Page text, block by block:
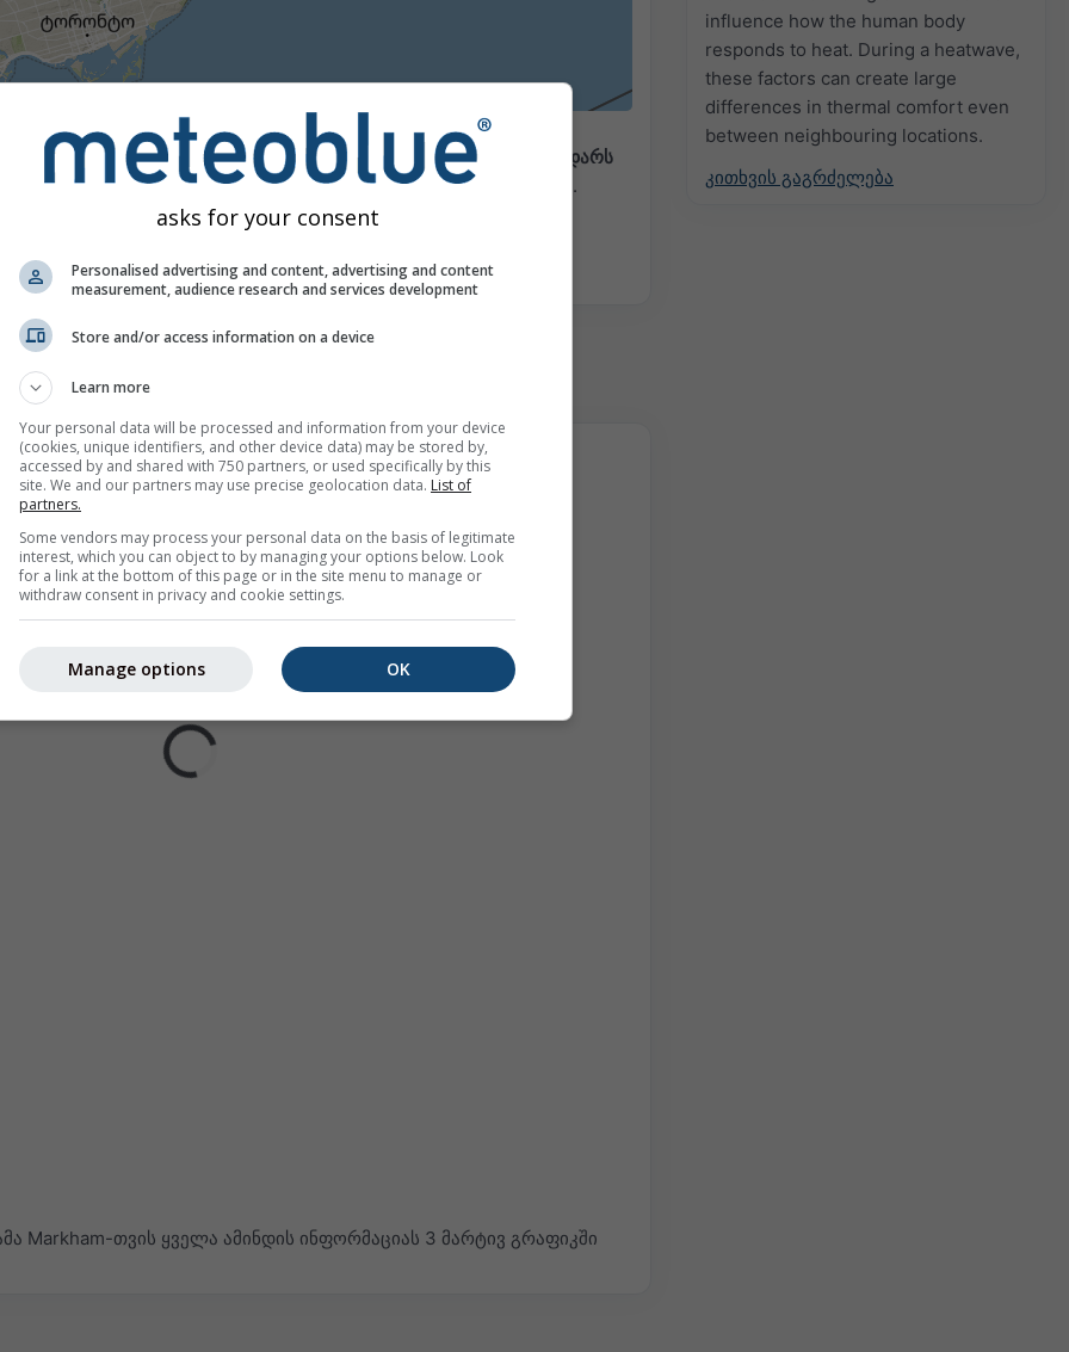
influence how the human body
responds to heat. During a heatwave,
these factors can create large
differences in thermal comfort even
between neighbouring locations.
კითხვის გაგრძელება
ძლიერი
Markham-ზე. ეს ანიმაცია აჩვენებსნალექის რადარს
ასევე
2h პროგნოზს. ნარინჯისფერი ჯვრები ელვას აღნიშნავს.
-ის მიერ (ხელმისაწვდომია აშშ-ში, ევროპასა და
სუსტი თოვლი შესაძლოა რადარზე უხილავი დარჩეს.
ტურკუზიდან წითლამდე.
პროგნოზი Markham-თვის
Markham-თვის ყველა ამინდის ინფორმაციას 3 მარტივ გრაფიკში
asks for your consent
Personalised advertising and content, advertising and content
measurement, audience research and services development
Store and/or access information on a device
Learn more
Your personal data will be processed and information from your device
(cookies, unique identifiers, and other device data) may be stored by,
accessed by and shared with 750 partners, or used specifically by this
site. We and our partners may use precise geolocation data. List of
partners.
Some vendors may process your personal data on the basis of legitimate
interest, which you can object to by managing your options below. Look
for a link at the bottom of this page or in the site menu to manage or
withdraw consent in privacy and cookie settings.
OK
Manage options